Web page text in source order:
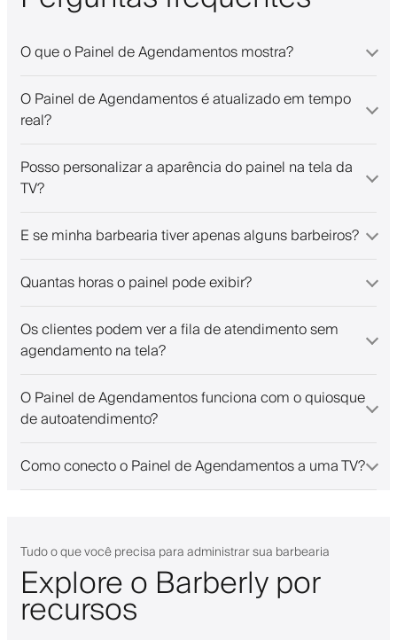
O que o Painel de Agendamentos mostra?
O Painel de Agendamentos é atualizado em tempo
real?
Posso personalizar a aparência do painel na tela da
TV?
E se minha barbearia tiver apenas alguns barbeiros?
Quantas horas o painel pode exibir?
Os clientes podem ver a fila de atendimento sem
agendamento na tela?
O Painel de Agendamentos funciona com o quiosque
de autoatendimento?
Como conecto o Painel de Agendamentos a uma TV?
Tudo o que você precisa para administrar sua barbearia
Explore o Barberly por
recursos